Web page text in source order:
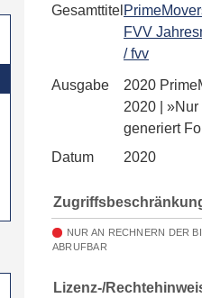
Gesamttitel
FVV
/ fvv
Ausgabe
2020
2020 | »Nur
generiert
Datum
2020
NUR AN RECHNERN DER
ABRUFBAR
Lizenz-/